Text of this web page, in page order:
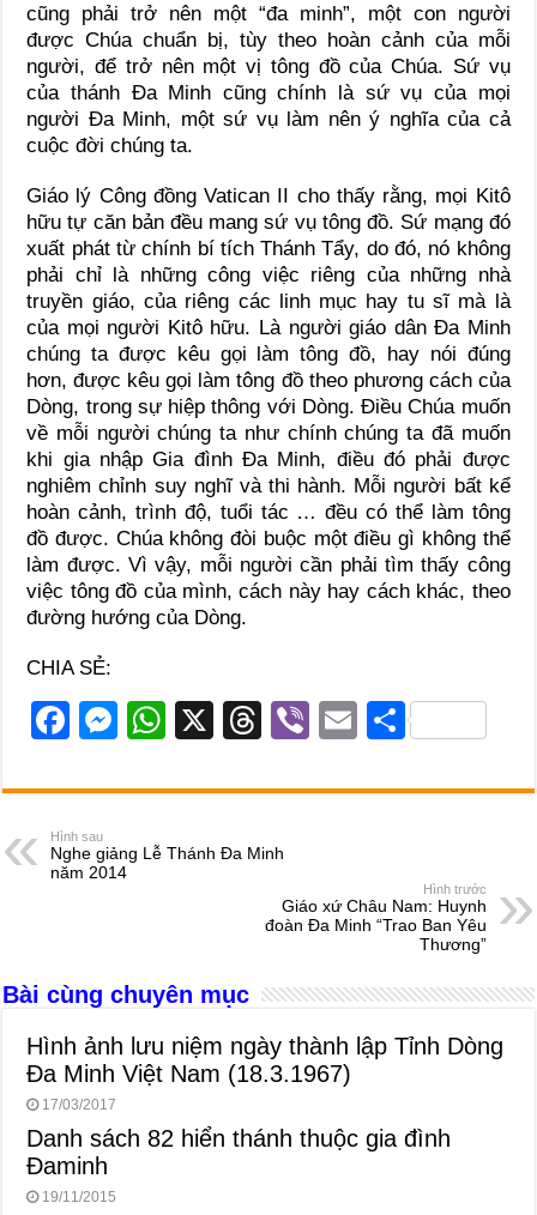
cũng phải trở nên một “đa minh”, một con người
được Chúa chuẩn bị, tùy theo hoàn cảnh của mỗi
người, để trở nên một vị tông đồ của Chúa. Sứ vụ
của thánh Ða Minh cũng chính là sứ vụ của mọi
người Ða Minh, một sứ vụ làm nên ý nghĩa của cả
cuộc đời chúng ta.
Giáo lý Công đồng Vatican II cho thấy rằng, mọi Kitô
hữu tự căn bản đều mang sứ vụ tông đồ. Sứ mạng đó
xuất phát từ chính bí tích Thánh Tẩy, do đó, nó không
phải chỉ là những công việc riêng của những nhà
truyền giáo, của riêng các linh mục hay tu sĩ mà là
của mọi người Kitô hữu. Là người giáo dân Ða Minh
chúng ta được kêu gọi làm tông đồ, hay nói đúng
hơn, được kêu gọi làm tông đồ theo phương cách của
Dòng, trong sự hiệp thông với Dòng. Ðiều Chúa muốn
về mỗi người chúng ta như chính chúng ta đã muốn
khi gia nhập Gia đình Ða Minh, điều đó phải được
nghiêm chỉnh suy nghĩ và thi hành. Mỗi người bất kể
hoàn cảnh, trình độ, tuổi tác … đều có thể làm tông
đồ được. Chúa không đòi buộc một điều gì không thể
làm được. Vì vậy, mỗi người cần phải tìm thấy công
việc tông đồ của mình, cách này hay cách khác, theo
đường hướng của Dòng.
CHIA SẺ:
F
c
e
b
k
M
ss
n
W
at
A
X
T
e
d
s
Vi
er
E
ail
S
ar
Hình sau
Nghe giảng Lễ Thánh Đa Minh
năm 2014
Hình trước
Giáo xứ Châu Nam: Huynh
đoàn Đa Minh “Trao Ban Yêu
Thương”
Bài cùng chuyên mục
Hình ảnh lưu niệm ngày thành lập Tỉnh Dòng
Đa Minh Việt Nam (18.3.1967)
17/03/2017
Danh sách 82 hiển thánh thuộc gia đình
Đaminh
19/11/2015